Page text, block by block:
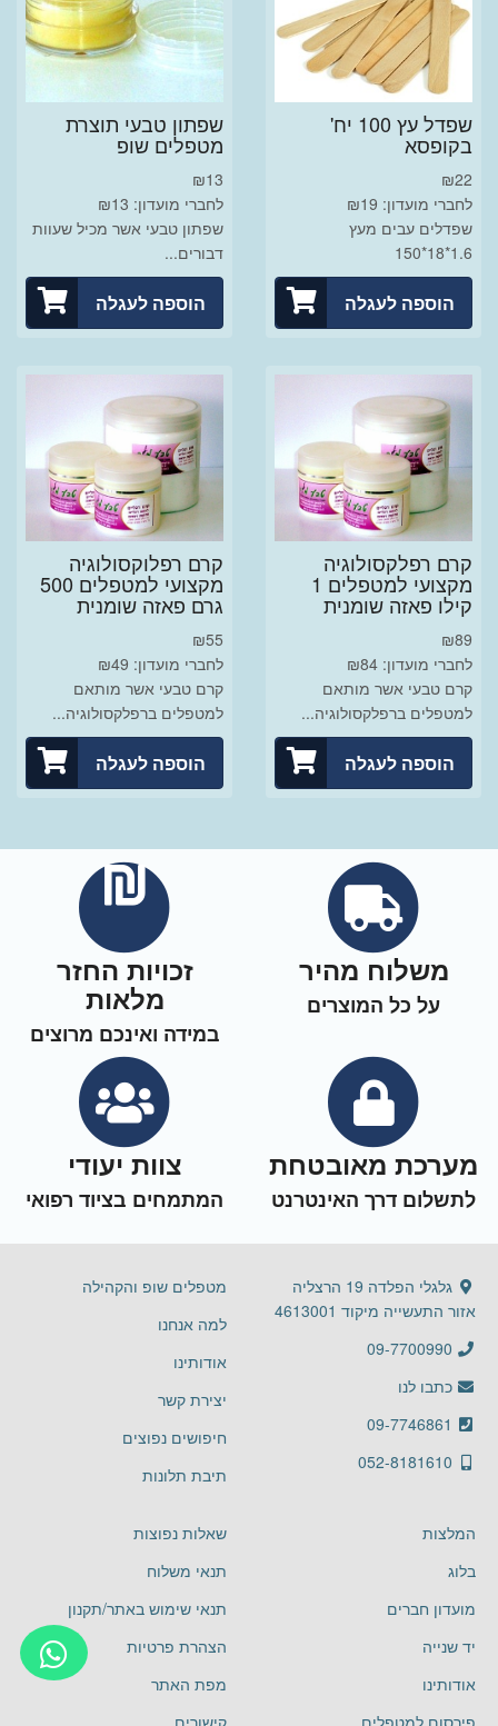
שפדל עץ 100 יח'
בקופסא
₪22
לחברי מועדון: ₪19
שפדלים עבים מעץ
150‎*18*1.6
הוספה לעגלה
שפתון טבעי תוצרת
מטפלים שופ
₪13
לחברי מועדון: ₪13
שפתון טבעי אשר מכיל שעוות
דבורים...
הוספה לעגלה
קרם רפלקסולוגיה
מקצועי למטפלים 1
קילו פאזה שומנית
₪89
לחברי מועדון: ₪84
קרם טבעי אשר מותאם
למטפלים ברפלקסולוגיה...
הוספה לעגלה
קרם רפלוקסולוגיה
מקצועי למטפלים 500
גרם פאזה שומנית
₪55
לחברי מועדון: ₪49
קרם טבעי אשר מותאם
למטפלים ברפלקסולוגיה...
הוספה לעגלה
משלוח מהיר
על כל המוצרים
זכויות החזר
מלאות
במידה ואינכם מרוצים
מערכת מאובטחת
לתשלום דרך האינטרנט
צוות יעודי
המתמחים בציוד רפואי
גלגלי הפלדה 19 הרצליה
אזור התעשייה מיקוד 4613001
09-7700990
כתבו לנו
09-7746861
052-8181610
מטפלים שופ והקהילה
למה אנחנו
אודותינו
יצירת קשר
חיפושים נפוצים
תיבת תלונות
המלצות
בלוג
מועדון חברים
יד שנייה
אודותינו
שאלות נפוצות
תנאי משלוח
תנאי שימוש באתר/תקנון
הצהרת פרטיות
מפת האתר